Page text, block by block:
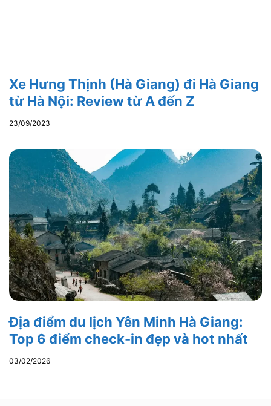
Xe Hưng Thịnh (Hà Giang) đi Hà Giang
từ Hà Nội: Review từ A đến Z
23/09/2023
Địa điểm du lịch Yên Minh Hà Giang:
Top 6 điểm check-in đẹp và hot nhất
03/02/2026